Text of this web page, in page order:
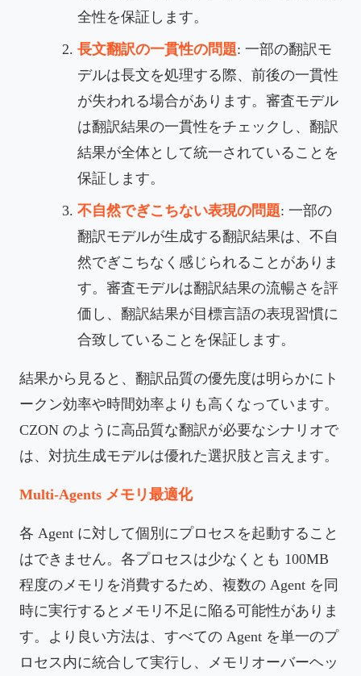
全性を保証します。
長文翻訳の一貫性の問題: 一部の翻訳モ
デルは長文を処理する際、前後の一貫性
が失われる場合があります。審査モデル
は翻訳結果の一貫性をチェックし、翻訳
結果が全体として統一されていることを
保証します。
不自然でぎこちない表現の問題: 一部の
翻訳モデルが生成する翻訳結果は、不自
然でぎこちなく感じられることがありま
す。審査モデルは翻訳結果の流暢さを評
価し、翻訳結果が目標言語の表現習慣に
合致していることを保証します。
結果から見ると、翻訳品質の優先度は明らかにト
ークン効率や時間効率よりも高くなっています。
CZON のように高品質な翻訳が必要なシナリオで
は、対抗生成モデルは優れた選択肢と言えます。
Multi-Agents メモリ最適化
各 Agent に対して個別にプロセスを起動すること
はできません。各プロセスは少なくとも 100MB
程度のメモリを消費するため、複数の Agent を同
時に実行するとメモリ不足に陥る可能性がありま
す。より良い方法は、すべての Agent を単一のプ
ロセス内に統合して実行し、メモリオーバーヘッ